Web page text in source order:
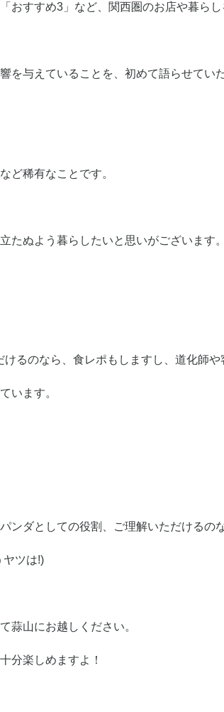
おすすめ3」など、関西圏のお店や暮ら
を与えていることを、初めて語らせてい
ど稀有なことです。
たぬよう暮らしたいと思いがございま
るのなら、食レポもしますし、道化師
います。
ンダとしての役割、ご理解いただけるの
ヤツは!)
蒜山にお越しください。
分楽しめますよ！